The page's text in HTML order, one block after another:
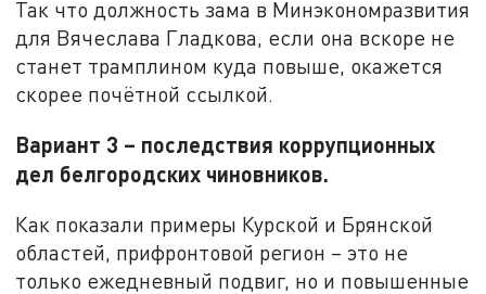
Так что должность зама в Минэкономразвития
для Вячеслава Гладкова, если она вскоре не
станет трамплином куда повыше, окажется
скорее почётной ссылкой.
Вариант 3 – последствия коррупционных
дел белгородских чиновников.
Как показали примеры Курской и Брянской
областей, прифронтовой регион – это не
только ежедневный подвиг, но и повышенные